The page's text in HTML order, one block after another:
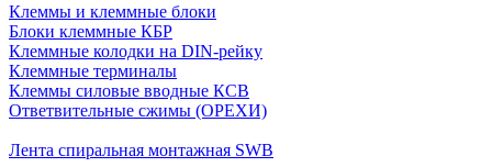
Клеммы и клеммные блоки
Блоки клеммные КБР
Клеммные колодки на DIN-рейку
Клеммные терминалы
Клеммы силовые вводные КСВ
Ответвительные сжимы (ОРЕХИ)
Лента спиральная монтажная SWB